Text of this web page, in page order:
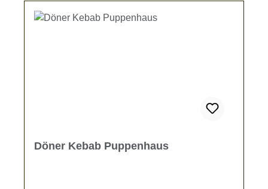
Döner Kebab Puppenhaus